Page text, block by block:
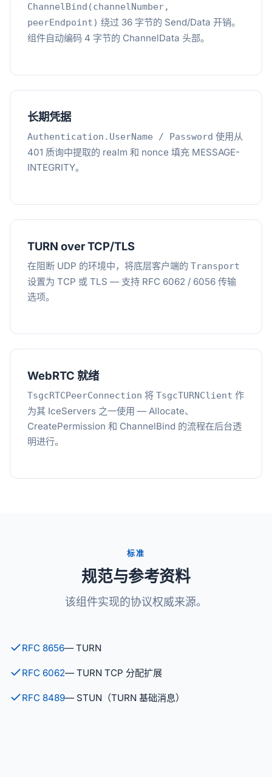
ChannelBind(channelNumber,
peerEndpoint) 绕过 36 字节的 Send/Data 开销。
组件自动编码 4 字节的 ChannelData 头部。
长期凭据
Authentication.UserName / Password 使用从
401 质询中提取的 realm 和 nonce 填充 MESSAGE-
INTEGRITY。
TURN over TCP/TLS
在阻断 UDP 的环境中，将底层客户端的 Transport
设置为 TCP 或 TLS — 支持 RFC 6062 / 6056 传输
选项。
WebRTC 就绪
TsgcRTCPeerConnection 将 TsgcTURNClient 作
为其 IceServers 之一使用 — Allocate、
CreatePermission 和 ChannelBind 的流程在后台透
明进行。
标准
规范与参考资料
该组件实现的协议权威来源。
RFC 8656— TURN
RFC 6062— TURN TCP 分配扩展
RFC 8489— STUN（TURN 基础消息）